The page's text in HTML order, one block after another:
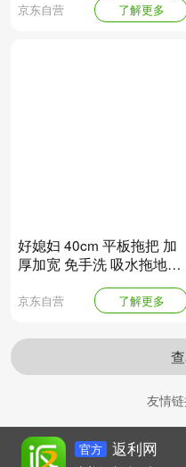
京东自营 了解更多
好媳妇 40cm 平板拖把 加
厚加宽 免手洗 吸水拖地神
京东自营 了解更多
友情链
官方 返利网